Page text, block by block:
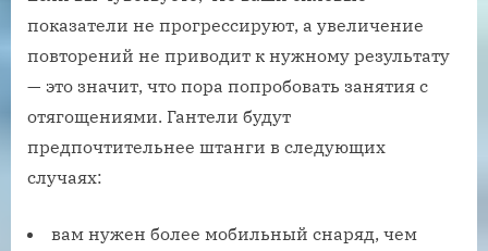
показатели не прогрессируют, а увеличение
повторений не приводит к нужному результату
— это значит, что пора попробовать занятия с
отягощениями. Гантели будут
предпочтительнее штанги в следующих
случаях:
вам нужен более мобильный снаряд, чем